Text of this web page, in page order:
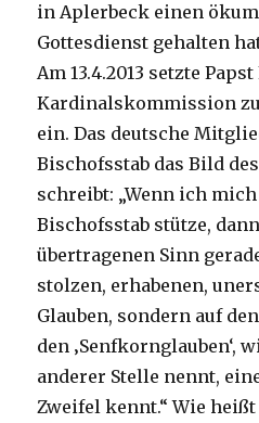
in Aplerbeck einen
Gottesdienst gehalten
Am 13.4.2013 setzte
Kardinalskommission
ein. Das deutsche
Bischofsstab das Bild
schreibt: „Wenn ich
Bischofsstab stütze,
übertragenen Sinn
stolzen, erhabenen,
Glauben, sondern auf
den ‚Senfkornglauben‘,
anderer Stelle nennt,
Zweifel kennt.“ Wie